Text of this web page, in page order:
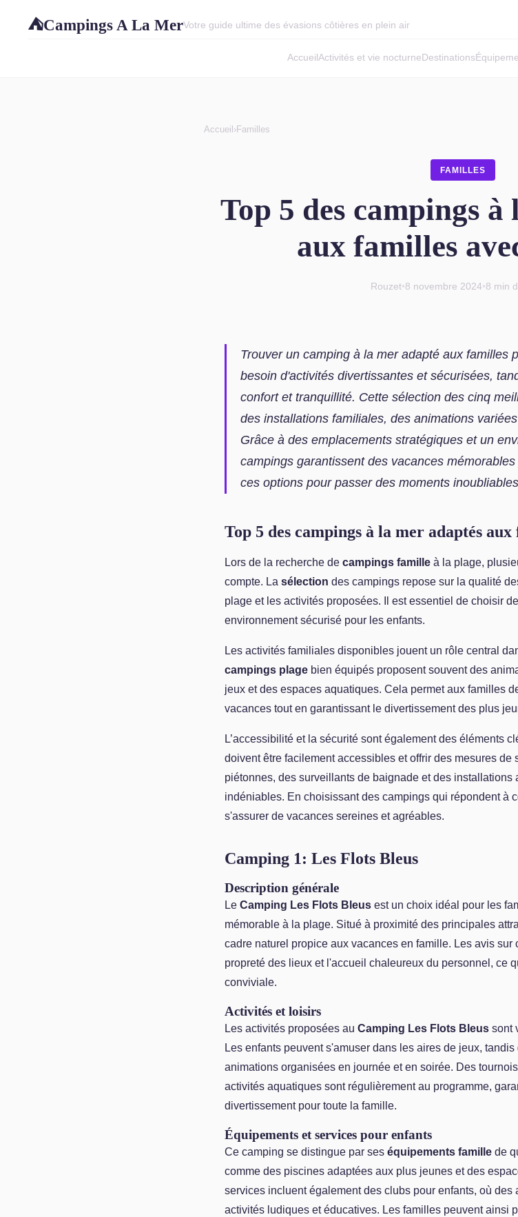
⛺Campings A La MerVotre guide ultime des évasions côtières en plein air
AccueilActivités et vie nocturneDestinations
Accueil ›Familles
FAMILLES
Top 5 des campings à
aux familles
Rouzet•8 novembre 2024•8 min
Trouver un camping à la mer adapté aux familles
besoin d'activités divertissantes et sécurisées,
confort et tranquillité. Cette sélection des cinq
des installations familiales, des animations
Grâce à des emplacements stratégiques et un
campings garantissent des vacances
ces options pour passer des moments
Top 5 des campings à la mer adaptés
Lors de la recherche de campings famille à la plage,
compte. La sélection des campings repose sur la qualité
plage et les activités proposées. Il est essentiel de choisir
environnement sécurisé pour les enfants.
Les activités familiales disponibles jouent un rôle central
campings plage bien équipés proposent souvent des
jeux et des espaces aquatiques. Cela permet aux familles
vacances tout en garantissant le divertissement des plus
L’accessibilité et la sécurité sont également des éléments
doivent être facilement accessibles et offrir des mesures de
piétonnes, des surveillants de baignade et des installations
indéniables. En choisissant des campings qui répondent à
s'assurer de vacances sereines et agréables.
Camping 1: Les Flots Bleus
Description générale
Le Camping Les Flots Bleus est un choix idéal pour les
mémorable à la plage. Situé à proximité des principales
cadre naturel propice aux vacances en famille. Les avis
propreté des lieux et l'accueil chaleureux du personnel, ce
conviviale.
Activités et loisirs
Les activités proposées au Camping Les Flots Bleus sont
Les enfants peuvent s'amuser dans les aires de jeux,
animations organisées en journée et en soirée. Des
activités aquatiques sont régulièrement au programme,
divertissement pour toute la famille.
Équipements et services pour enfants
Ce camping se distingue par ses équipements famille de
comme des piscines adaptées aux plus jeunes et des
services incluent également des clubs pour enfants, où
activités ludiques et éducatives. Les familles peuvent ainsi